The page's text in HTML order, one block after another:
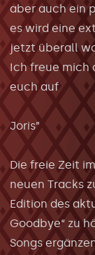
aber auch ein
es wird eine
jetzt überall
Ich freue mich
euch auf
Joris”
Die freie Zeit
neuen Tracks
Edition des
Goodbye“ zu
Songs